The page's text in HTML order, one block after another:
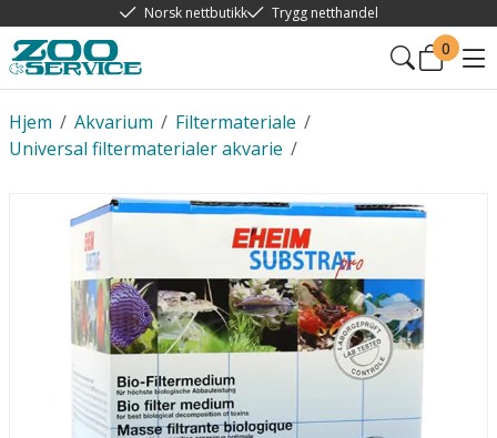
Norsk nettbutikk Trygg netthandel
0
/
Hjem /
Akvarium /
Filtermateriale
/
Universal filtermaterialer akvarie